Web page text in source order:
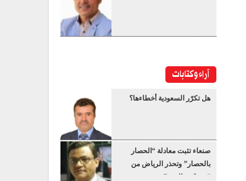
آراء وكتابات
هل تكرّر السعودية أخطاءها؟
صنعاء تثبت معادلة “الحصار
بالحصار” وتحذر الرياض من
“عسكرة البحر”